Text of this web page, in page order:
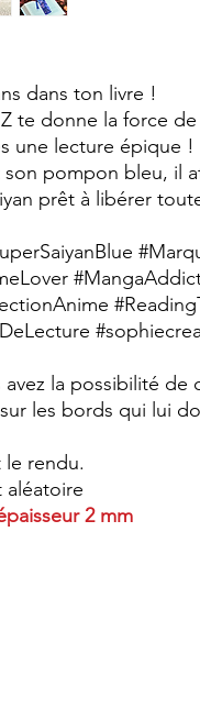
dans ton livre !
te donne la force de
une lecture épique !
pompon bleu, il
prêt à libérer
la possibilité de
les bords qui lui
rendu.
aléatoire
2 mm